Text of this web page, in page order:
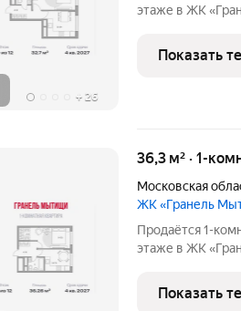
+ 26
этаже в ЖК
улицу.
Показать
36,3 м² · 1-
Московская
ЖК «Гранель
Продаётся 1-
этаже в ЖК
улицу.
комплексного
Показать